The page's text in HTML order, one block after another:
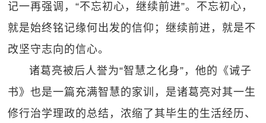
记一再强调，“不忘初心，继续前进”。不忘初心，
就是始终铭记缘何出发的信仰；继续前进，就是不
改坚守志向的信心。
诸葛亮被后人誉为“智慧之化身”，他的《诫子
书》也是一篇充满智慧的家训，是诸葛亮对其一生
修行治学理政的总结，浓缩了其毕生的生活经历、